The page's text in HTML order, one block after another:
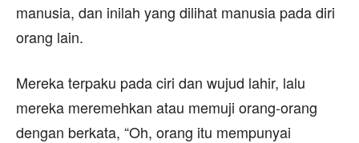
manusia, dan inilah yang dilihat manusia pada diri
orang lain.
Mereka terpaku pada ciri dan wujud lahir, lalu
mereka meremehkan atau memuji orang-orang
dengan berkata, “Oh, orang itu mempunyai